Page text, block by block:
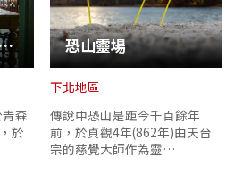
外國人教師館
森
於
恐山靈場
下北地區
傳說中恐山是距今千百餘年
前，於貞觀4年(862年)由天台
宗的慈覺大師作為靈…